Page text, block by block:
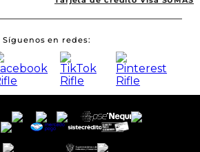
Síguenos en redes